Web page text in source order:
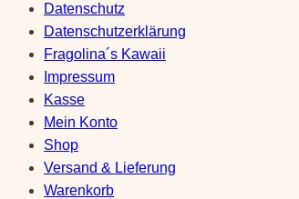
Datenschutz
Datenschutzerklärung
Fragolina´s Kawaii
Impressum
Kasse
Mein Konto
Shop
Versand & Lieferung
Warenkorb